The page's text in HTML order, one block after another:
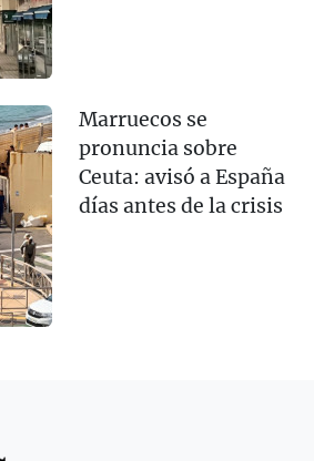
Marruecos se
pronuncia sobre
Ceuta: avisó a España
días antes de la crisis